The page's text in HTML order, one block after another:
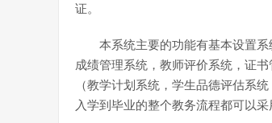
证。
本系统主要的功能有基本设置
成绩管理系统，教师评价系统，证
（教学计划系统，学生品德评估系
入学到毕业的整个教务流程都可以